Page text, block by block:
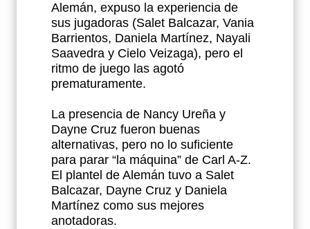
Alemán, expuso la experiencia de
sus jugadoras (Salet Balcazar, Vania
Barrientos, Daniela Martínez, Nayali
Saavedra y Cielo Veizaga), pero el
ritmo de juego las agotó
prematuramente.
La presencia de Nancy Ureña y
Dayne Cruz fueron buenas
alternativas, pero no lo suficiente
para parar “la máquina” de Carl A-Z.
El plantel de Alemán tuvo a Salet
Balcazar, Dayne Cruz y Daniela
Martínez como sus mejores
anotadoras.